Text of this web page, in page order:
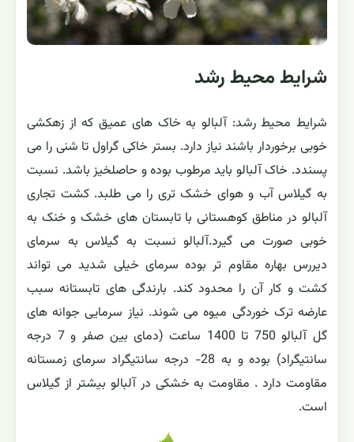
شرایط محیط رشد
شرایط محیط رشد: آلبالو به خاک های عمیق که از زهکشی
خوبی برخوردار باشند نیاز دارد. بستر خاکی گراول تا شنی را می
پسندد. خاک آلبالو باید مرطوب بوده و حاصلخیز باشد. نسبت
به گیلاس آب و هوای خشک تری را می طلبد. کشت تجاری
آلبالو در مناطق کوهستانی با تابستان های خشک و خنک به
خوبی صورت می گیرد.آلبالو نسبت به گیلاس به سرمای
دیررس بهاره مقاوم تر بوده سرمای خیلی شدید می تواند
کشت و کار آن را محدود کند. بارندگی های تابستانه سبب
عارضه ترک خوردگی میوه می شوند. نیاز سرمایی جوانه های
گل آلبالو 750 تا 1400 ساعت (دمای بین صفر و 7 درجه
سانتیگراد) بوده و به 28- درجه سانتیگراد سرمای زمستانه
مقاومت دارد . مقاومت به خشکی در آلبالو بیشتر از گیلاس
است.